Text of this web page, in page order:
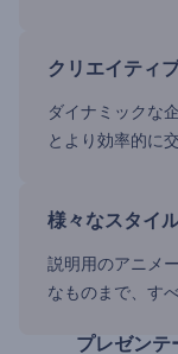
クリエイティ
ダイナミックな
とより効率的に
様々なスタイ
説明用のアニメ
なものまで、す
プレゼンテ